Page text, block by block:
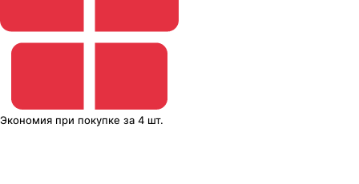
Экономия при покупке за 4 шт.